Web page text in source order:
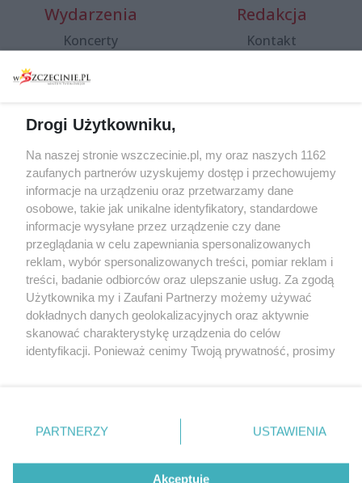
Wydarzenia
Koncerty
Spacery i oprowadzania
targi
Wernisaże
Więcej
Redakcja
Kontakt
Specjalny koncert z okazji
20. urodzin portalu
wSzczecinie.pl
Regulamin konkursów
śniadaniówka "Hej
Szczecin! Jest piątek!"
Partnerzy
Praca Szczecin
© 2026 wSzczecinie.pl
Drogi Użytkowniku,
Na naszej stronie wszczecinie.pl, my oraz naszych 1162
zaufanych partnerów uzyskujemy dostęp i przechowujemy
informacje na urządzeniu oraz przetwarzamy dane
osobowe, takie jak unikalne identyfikatory, standardowe
informacje wysyłane przez urządzenie czy dane
przeglądania w celu zapewniania spersonalizowanych
reklam, wybór spersonalizowanych treści, pomiar reklam i
treści, badanie odbiorców oraz ulepszanie usług. Za zgodą
Użytkownika my i Zaufani Partnerzy możemy używać
dokładnych danych geolokalizacyjnych oraz aktywnie
skanować charakterystykę urządzenia do celów
identyfikacji. Ponieważ cenimy Twoją prywatność, prosimy
prywatności znajdujący się w lewym dolnym rogu strony
. Niektóre rodzaje przetwarzania danych nie wymagają
takiemu przetwarzaniu. Preferencje będą miały
PARTNERZY USTAWIENIA
Akceptuję